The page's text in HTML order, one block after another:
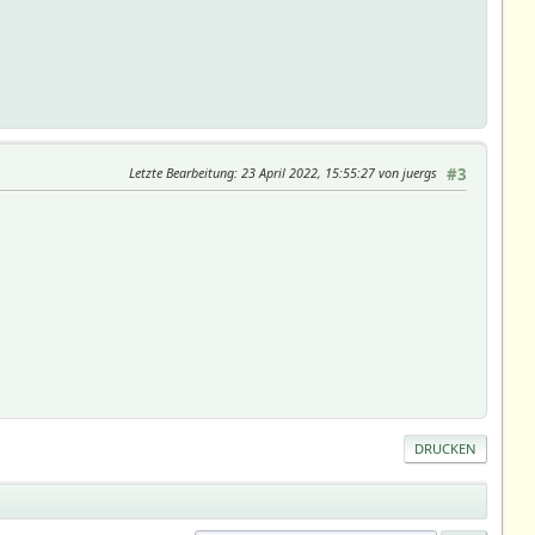
#3
Letzte Bearbeitung: 23 April 2022, 15:55:27 von juergs
DRUCKEN